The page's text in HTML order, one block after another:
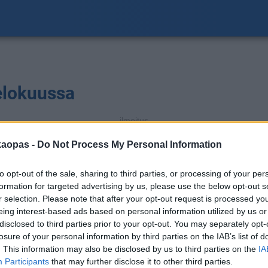
- Do Not Process My Personal Information
opt-out of the sale, sharing to third parties, or processing of your
for targeted advertising by us, please use the below opt-out
selection. Please note that after your opt-out request is processed
interest-based ads based on personal information utilized by us
to third parties prior to your opt-out. You may separately
of your personal information by third parties on the IAB’s list of
This information may also be disclosed by us to third parties on the
Participants that may further disclose it to other third parties.
ilmoitus